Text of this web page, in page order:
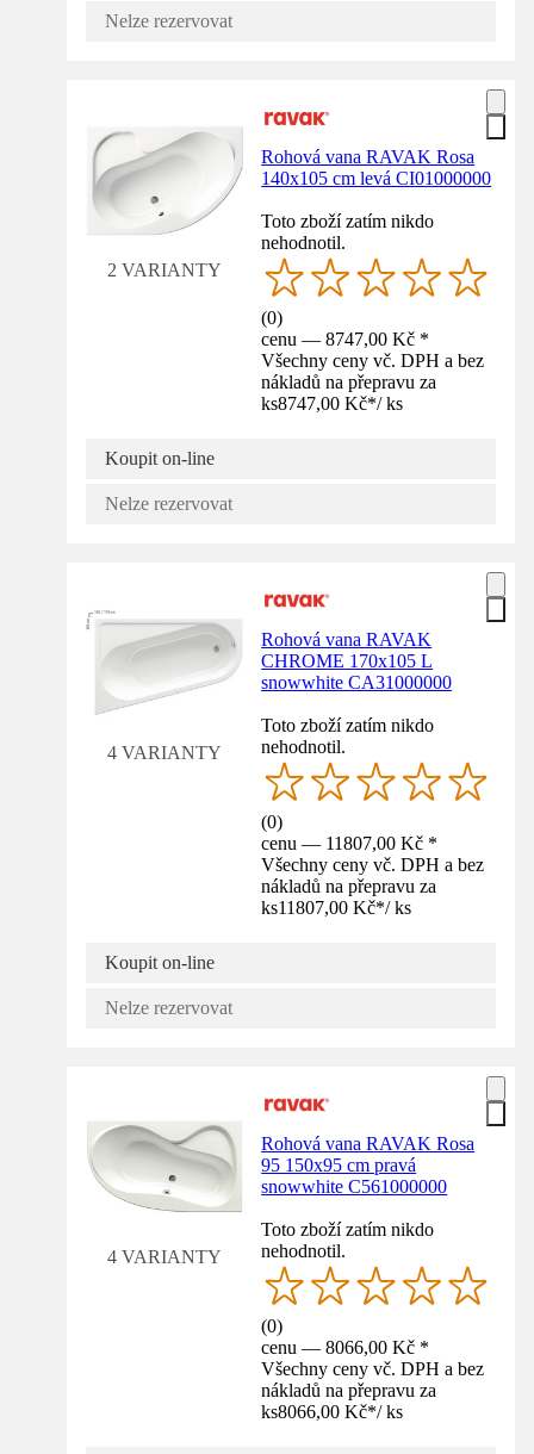
Nelze rezervovat
2 VARIANTY
Rohová vana RAVAK Rosa
140x105 cm levá CI01000000
Toto zboží zatím nikdo
nehodnotil.
(0)
cenu — 8747,00 Kč *
Všechny ceny vč. DPH a bez
nákladů na přepravu za
ks8747,00 Kč*/ ks
Koupit on-line
Nelze rezervovat
4 VARIANTY
Rohová vana RAVAK
CHROME 170x105 L
snowwhite CA31000000
Toto zboží zatím nikdo
nehodnotil.
(0)
cenu — 11807,00 Kč *
Všechny ceny vč. DPH a bez
nákladů na přepravu za
ks11807,00 Kč*/ ks
Koupit on-line
Nelze rezervovat
4 VARIANTY
Rohová vana RAVAK Rosa
95 150x95 cm pravá
snowwhite C561000000
Toto zboží zatím nikdo
nehodnotil.
(0)
cenu — 8066,00 Kč *
Všechny ceny vč. DPH a bez
nákladů na přepravu za
ks8066,00 Kč*/ ks